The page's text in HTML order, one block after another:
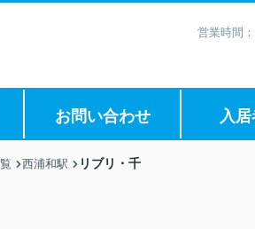
営業時間
お問い合わせ 入
西浦和駅 リブリ・千